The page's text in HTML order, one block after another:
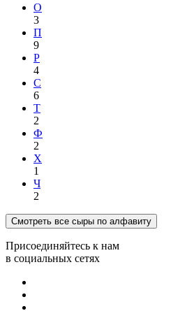
О
3
П
9
Р
4
С
6
Т
2
Ф
2
Х
1
Ч
2
Смотреть все сыры по алфавиту
Присоединяйтесь к нам
в социальных сетях